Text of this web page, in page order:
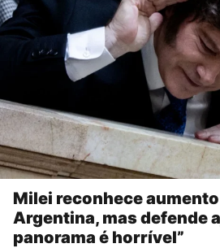
Milei reconhece
Argentina, mas defende
panorama é horrível”